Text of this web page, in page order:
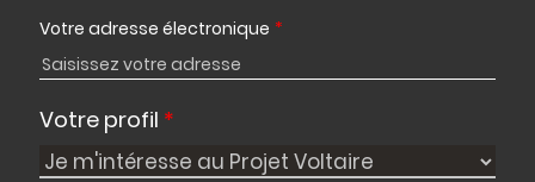
Votre adresse électronique *
Votre profil *